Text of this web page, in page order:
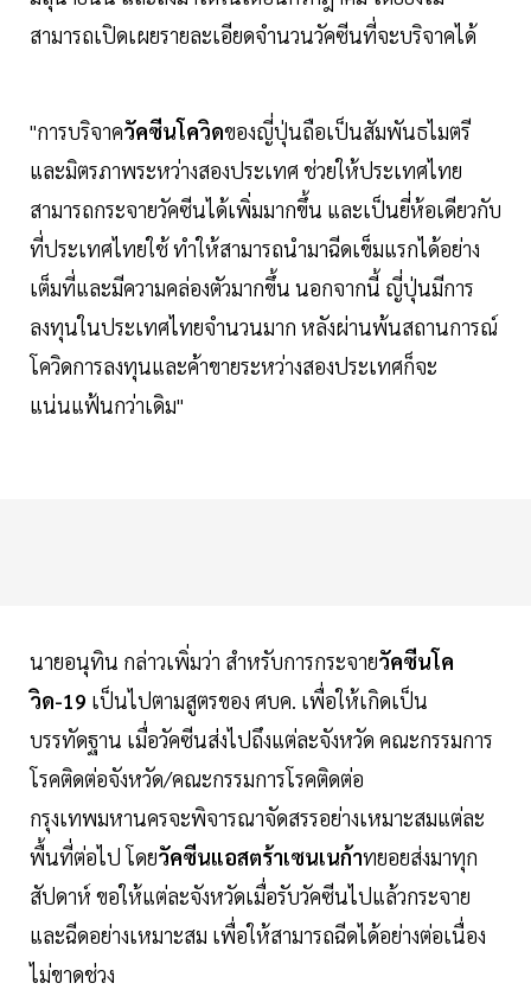
สามารถเปิดเผยรายละเอียดจำนวนวัคซีนที่จะบริจาคได้
"การบริจาควัคซีนโควิดของญี่ปุ่นถือเป็นสัมพันธไมตรี
และมิตรภาพระหว่างสองประเทศ ช่วยให้ประเทศไทย
สามารถกระจายวัคซีนได้เพิ่มมากขึ้น และเป็นยี่ห้อเดียวกับ
ที่ประเทศไทยใช้ ทำให้สามารถนำมาฉีดเข็มแรกได้อย่าง
เต็มที่และมีความคล่องตัวมากขึ้น นอกจากนี้ ญี่ปุ่นมีการ
ลงทุนในประเทศไทยจำนวนมาก หลังผ่านพ้นสถานการณ์
โควิดการลงทุนและค้าขายระหว่างสองประเทศก็จะ
แน่นแฟ้นกว่าเดิม"
นายอนุทิน กล่าวเพิ่มว่า สำหรับการกระจายวัคซีนโค
วิด-19 เป็นไปตามสูตรของ ศบค. เพื่อให้เกิดเป็น
บรรทัดฐาน เมื่อวัคซีนส่งไปถึงแต่ละจังหวัด คณะกรรมการ
โรคติดต่อจังหวัด/คณะกรรมการโรคติดต่อ
กรุงเทพมหานครจะพิจารณาจัดสรรอย่างเหมาะสมแต่ละ
พื้นที่ต่อไป โดยวัคซีนแอสตร้าเซนเนก้าทยอยส่งมาทุก
สัปดาห์ ขอให้แต่ละจังหวัดเมื่อรับวัคซีนไปแล้วกระจาย
และฉีดอย่างเหมาะสม เพื่อให้สามารถฉีดได้อย่างต่อเนื่อง
ไม่ขาดช่วง